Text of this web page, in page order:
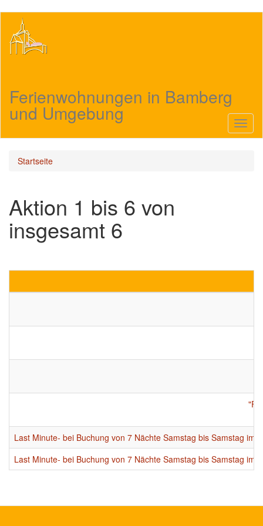
Inhalt
Ferienwohnungen in Bamberg
und Umgebung
Startseite
Aktion 1 bis 6 von
insgesamt 6
Last Minute- bei Buchung von 7 Nächte Samstag bis Samstag im
Last Minute- bei Buchung von 7 Nächte Samstag bis Samstag im